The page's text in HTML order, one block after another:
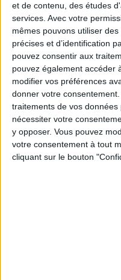
et de contenu, des études
services. Avec votre
mêmes pouvons utiliser
précises et d’identification
pouvez consentir aux
pouvez également accéder
modifier vos préférences
donner votre consentement.
traitements de vos
nécessiter votre
y opposer. Vous pouvez
votre consentement à tout
cliquant sur le bouton
LES SACS D’ÉTÉ QUI